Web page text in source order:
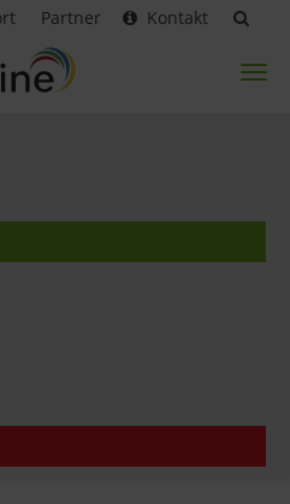
Partner Kontakt